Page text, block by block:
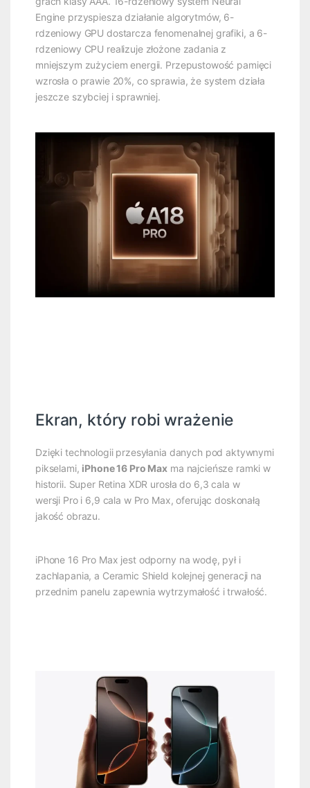
Engine przyspiesza działanie algorytmów, 6-
rdzeniowy GPU dostarcza fenomenalnej grafiki, a 6-
rdzeniowy CPU realizuje złożone zadania z
mniejszym zużyciem energii. Przepustowość pamięci
wzrosła o prawie 20%, co sprawia, że system działa
jeszcze szybciej i sprawniej.
Ekran, który robi wrażenie
Dzięki technologii przesyłania danych pod aktywnymi
pikselami, iPhone 16 Pro Max ma najcieńsze ramki w
historii. Super Retina XDR urosła do 6,3 cala w
wersji Pro i 6,9 cala w Pro Max, oferując doskonałą
jakość obrazu.
iPhone 16 Pro Max jest odporny na wodę, pył i
zachlapania, a Ceramic Shield kolejnej generacji na
przednim panelu zapewnia wytrzymałość i trwałość.